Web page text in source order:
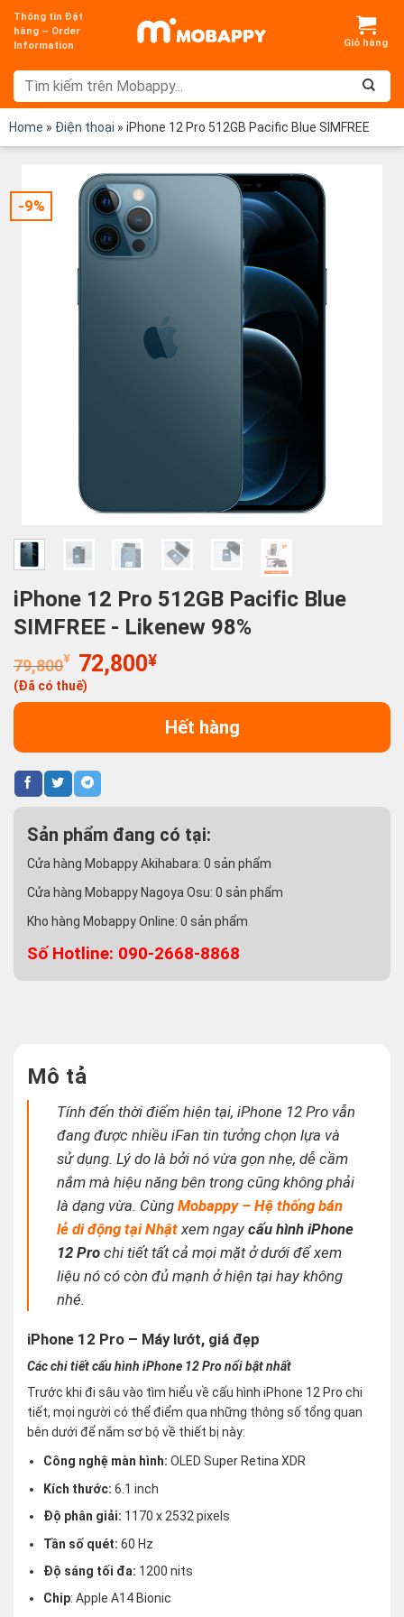
Chuyển
đến
dung
Thông tin Đặt
hàng – Order
Information
Home » Điện thoại » iPhone 12 Pro 512GB Pacific Blue SIMFREE
-9%
iPhone 12 Pro 512GB Pacific Blue
SIMFREE - Likenew 98%
79,800¥
Giá
gốc
là:
72,800¥Giá
tại
là:
72,800¥.
(Đã có thuế)
Hết hàng
Sản phẩm đang có tại:
Cửa hàng Mobappy Akihabara: 0 sản phẩm
Cửa hàng Mobappy Nagoya Osu: 0 sản phẩm
Kho hàng Mobappy Online: 0 sản phẩm
Số Hotline: 090-2668-8868
Mô tả
Tính đến thời điểm hiện tại, iPhone 12 Pro vẫn
đang được nhiều iFan tin tưởng chọn lựa và
sử dụng. Lý do là bởi nó vừa gọn nhẹ, dễ cầm
nắm mà hiệu năng bên trong cũng không phải
là dạng vừa. CùngMobappy – Hệ thống bán
lẻ di động tại Nhậtxem ngaycấu hình iPhone
12 Pro chi tiết tất cả mọi mặt ở dưới để xem
liệu nó có còn đủ mạnh ở hiện tại hay không
nhé.
iPhone 12 Pro – Máy lướt, giá đẹp
Các chi tiết cấu hình iPhone 12 Pro nổi bật nhất
Trước khi đi sâu vào tìm hiểu về cấu hình iPhone 12 Pro chi
tiết, mọi người có thể điểm qua những thông số tổng quan
bên dưới để nắm sơ bộ về thiết bị này:
Công nghệ màn hình: OLED Super Retina XDR
Kích thước: 6.1 inch
Độ phân giải: 1170 x 2532 pixels
Tần số quét: 60 Hz
Độ sáng tối đa: 1200 nits
Chip: Apple A14 Bionic